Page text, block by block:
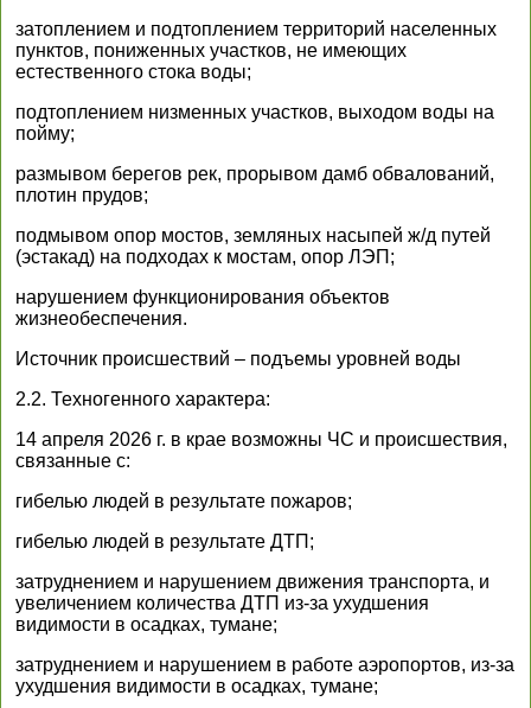
затоплением и подтоплением территорий населенных
пунктов, пониженных участков, не имеющих
естественного стока воды;
подтоплением низменных участков, выходом воды на
пойму;
размывом берегов рек, прорывом дамб обвалований,
плотин прудов;
подмывом опор мостов, земляных насыпей ж/д путей
(эстакад) на подходах к мостам, опор ЛЭП;
нарушением функционирования объектов
жизнеобеспечения.
Источник происшествий – подъемы уровней воды
2.2. Техногенного характера:
14 апреля 2026 г. в крае возможны ЧС и происшествия,
связанные с:
гибелью людей в результате пожаров;
гибелью людей в результате ДТП;
затруднением и нарушением движения транспорта, и
увеличением количества ДТП из-за ухудшения
видимости в осадках, тумане;
затруднением и нарушением в работе аэропортов, из-за
ухудшения видимости в осадках, тумане;